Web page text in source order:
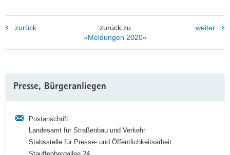
zurück
zurück zu
»Meldungen 2020«
weiter
Information
Presse, Bürgeranliegen
Postanschrift:
Landesamt für Straßenbau und Verkehr
Stabsstelle für Presse- und Öffentlichkeitsarbeit